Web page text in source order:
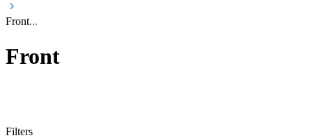
Front
Front
Filters